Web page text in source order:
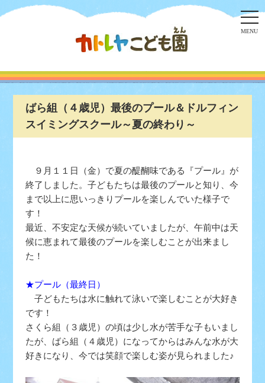
MENU
ばら組（４歳児）最後のプール＆ドルフィン
スイミングスクール～夏の終わり～
９月１１日（金）で夏の醍醐味である『プール』が
終了しました。子どもたちは最後のプールと知り、今
まで以上に思いっきりプールを楽しんでいた様子で
す！
最近、不安定な天候が続いていましたが、午前中は天
候に恵まれて最後のプールを楽しむことが出来まし
た！
★プール（最終日）
子どもたちは水に触れて泳いで楽しむことが大好き
です！
さくら組（３歳児）の頃は少し水が苦手な子もいまし
たが、ばら組（４歳児）になってからはみんな水が大
好きになり、今では笑顔で楽しむ姿が見られました♪